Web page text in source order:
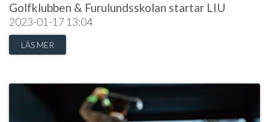
Golfklubben & Furulundsskolan startar LIU
2023-01-17 13:04
LÄS MER